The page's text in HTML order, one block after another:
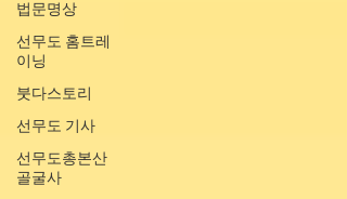
법문명상
선무도 홈트레
이닝
붓다스토리
선무도 기사
선무도총본산
골굴사